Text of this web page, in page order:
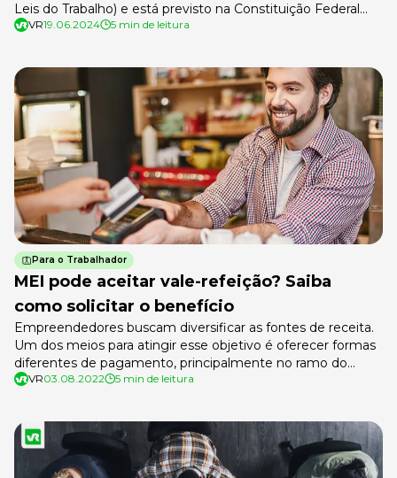
Leis do Trabalho) e está previsto na Constituição Federal
desde 1988. Mesmo sendo um direito garantido por lei,
costumam ter dúvidas de como calcular e […]
VR19.06.2024 5 min de leitura
Para o Trabalhador
MEI pode aceitar vale-refeição? Saiba
como solicitar o benefício
Empreendedores buscam diversificar as fontes de receita.
Um dos meios para atingir esse objetivo é oferecer formas
diferentes de pagamento, principalmente no ramo do
comércio. Assim, uma pergunta vem à tona: MEI pode
microempreendedor individual, 70% de todos os CNPJs. […]
VR03.08.2022 5 min de leitura